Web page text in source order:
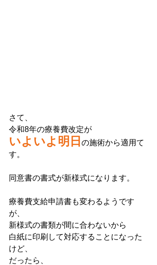
さて、
令和8年の療養費改定が
いよいよ明日 の施術から適用て
す。
同意書の書式が新様式になります。
療養費支給申請書も変わるようです
が、
新様式の書類が間に合わないから
白紙に印刷して対応することになった
けど、
だったら、